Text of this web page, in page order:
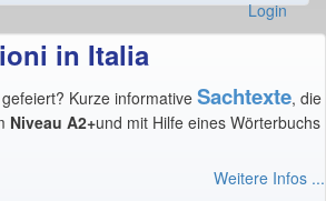
Login
in Italia
Kurze informative Sachtexte, die
Niveau A2+und mit Hilfe eines Wörterbuchs
Weitere Infos ...